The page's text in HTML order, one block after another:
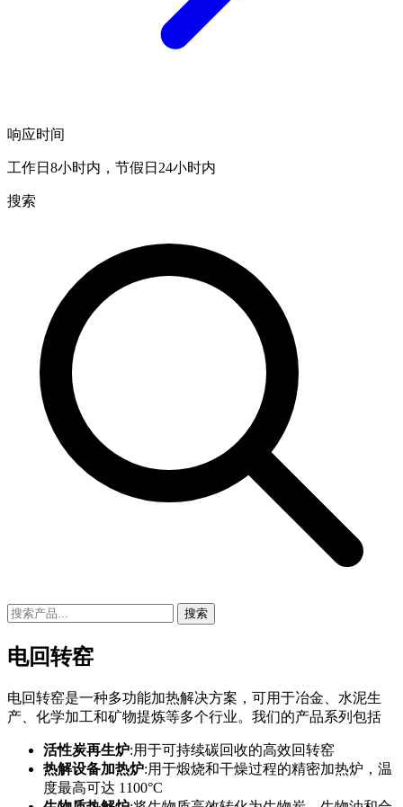
响应时间
工作日8小时内，节假日24小时内
搜索
搜索
电回转窑
电回转窑是一种多功能加热解决方案，可用于冶金、水泥生
产、化学加工和矿物提炼等多个行业。我们的产品系列包括
活性炭再生炉:用于可持续碳回收的高效回转窑
热解设备加热炉:用于煅烧和干燥过程的精密加热炉，温
度最高可达 1100°C